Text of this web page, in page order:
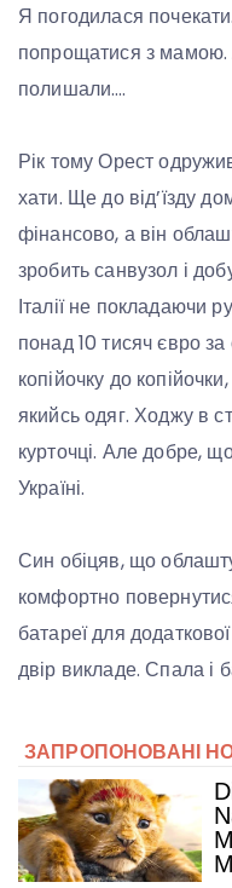
Я погодилася
попрощатися з
полишали….
Рік тому Орест
хати. Ще до від’їзду
фінансово, а він
зробить санвузол і
Італії не покладаючи
понад 10 тисяч євро
копійочку до
якийсь одяг. Ходжу в
курточці. Але добре,
Україні.
Син обіцяв, що
комфортно
батареї для
двір викладе. Спала і